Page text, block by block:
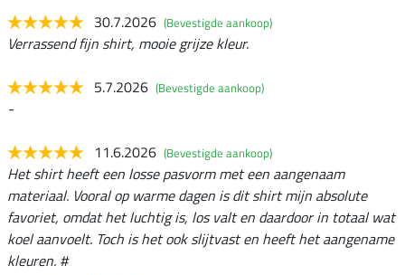
30.7.2026 (Bevestigde aankoop)
Verrassend fijn shirt, mooie grijze kleur.
5.7.2026 (Bevestigde aankoop)
-
11.6.2026 (Bevestigde aankoop)
Het shirt heeft een losse pasvorm met een aangenaam
materiaal. Vooral op warme dagen is dit shirt mijn absolute
favoriet, omdat het luchtig is, los valt en daardoor in totaal wat
koel aanvoelt. Toch is het ook slijtvast en heeft het aangename
kleuren. #